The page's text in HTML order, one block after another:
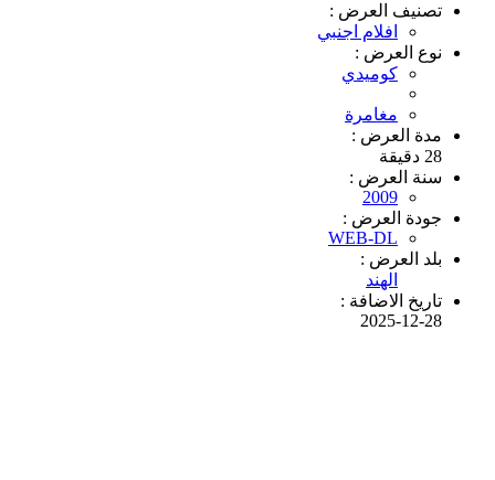
تصنيف العرض :
افلام اجنبي
نوع العرض :
كوميدي
مغامرة
مدة العرض :
28 دقيقة
سنة العرض :
2009
جودة العرض :
WEB-DL
بلد العرض :
الهند
تاريخ الاضافة :
2025-12-28